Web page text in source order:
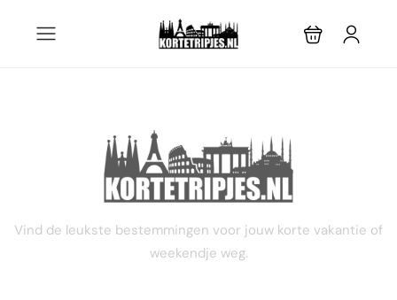
STEL JE EIGEN TRIP SAMEN
Vind de leukste bestemmingen voor jouw korte vakantie of
weekendje weg.